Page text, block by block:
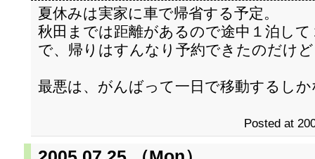
夏休みは実家に車で帰省する予定。
秋田までは距離があるので途中１泊し
で、帰りはすんなり予約できたのだけ
最悪は、がんばって一日で移動するし
Posted at